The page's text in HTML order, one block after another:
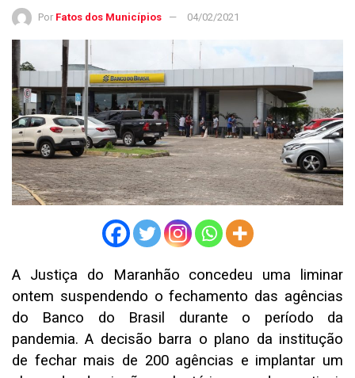
Por Fatos dos Municípios 04/02/2021
A Justiça do Maranhão concedeu uma liminar
ontem suspendendo o fechamento das agências
do Banco do Brasil durante o período da
pandemia. A decisão barra o plano da institução
de fechar mais de 200 agências e implantar um